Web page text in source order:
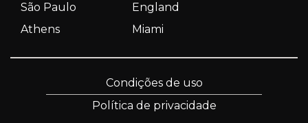
São Paulo
England
Athens
Miami
Condições de uso
Política de privacidade